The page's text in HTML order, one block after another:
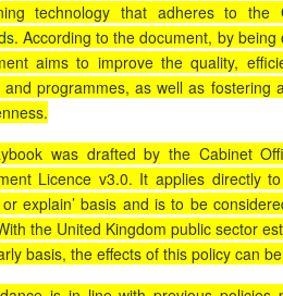
technology that adheres to the
. According to the document, by
aims to improve the quality,
and programmes, as well as fostering
was drafted by the Cabinet
Licence v3.0. It applies directly
or explain’ basis and is to be
the United Kingdom public sector
basis, the effects of this policy can